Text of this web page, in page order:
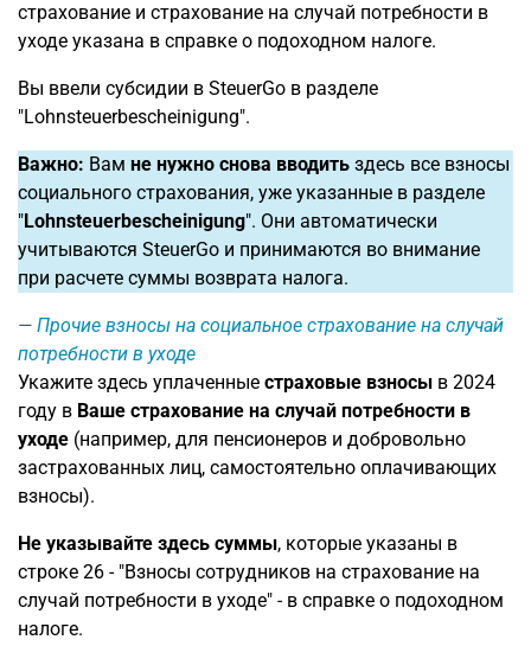
страхование и страхование на случай потребности в
уходе указана в справке о подоходном налоге.
Вы ввели субсидии в SteuerGo в разделе
"Lohnsteuerbescheinigung".
Важно: Вам не нужно снова вводить здесь все взносы
социального страхования, уже указанные в разделе
"Lohnsteuerbescheinigung". Они автоматически
учитываются SteuerGo и принимаются во внимание
при расчете суммы возврата налога.
Прочие взносы на социальное страхование на случай
потребности в уходе
Укажите здесь уплаченные страховые взносы в 2024
году в Ваше страхование на случай потребности в
уходе (например, для пенсионеров и добровольно
застрахованных лиц, самостоятельно оплачивающих
взносы).
Не указывайте здесь суммы, которые указаны в
строке 26 - "Взносы сотрудников на страхование на
случай потребности в уходе" - в справке о подоходном
налоге.